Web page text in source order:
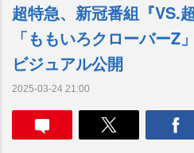
超特急、新冠番組『VS.
「ももいろクローバーZ
ビジュアル公開
2025-03-24 21:00